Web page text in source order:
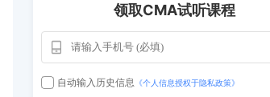
领取CMA试听课程
自动输入历史信息 《个人信息授权于隐私政策》
用户163 112****290 1天前
**AoZ 130****8017 1 天前
用户651 127****21 2024-11-19